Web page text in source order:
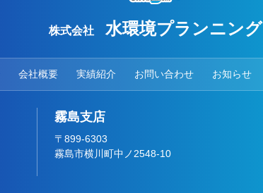
株式会社 水環境プランニング
会社概要 実績紹介 お問い合わせ お知らせ
霧島支店
〒899-6303
霧島市横川町中ノ2548-10